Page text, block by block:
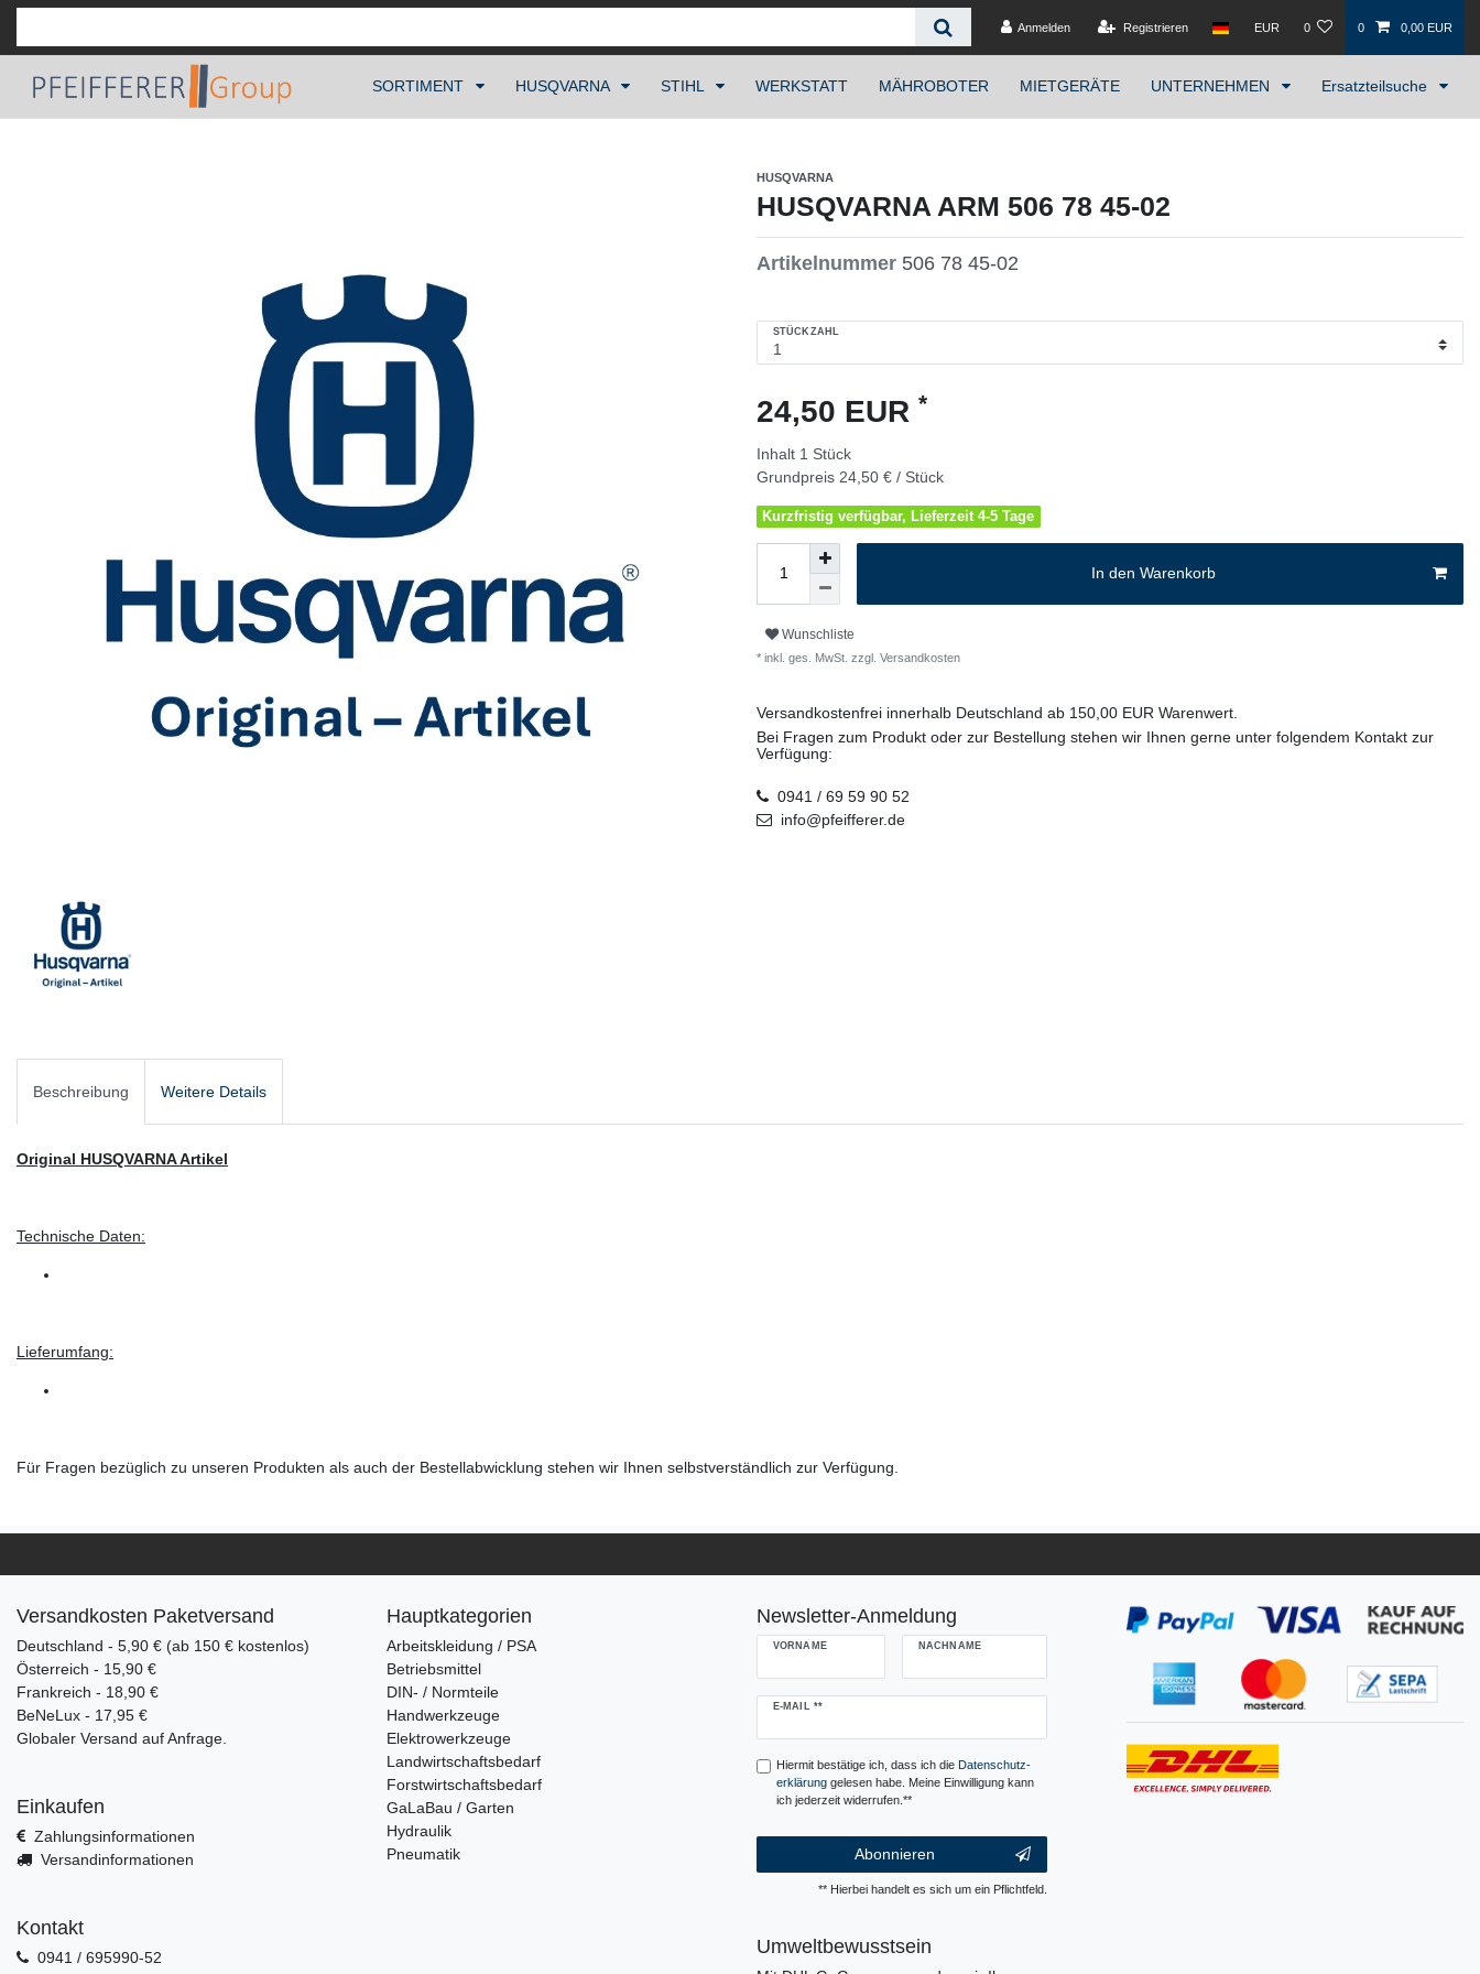
Anmelden Registrieren EUR 0 0 0,00 EUR
SORTIMENT HUSQVARNA STIHL WERKSTATT MÄHROBOTER MIETGERÄTE UNTERNEHMEN Ersatzteilsuche
HUSQVARNA
HUSQVARNA ARM 506 78 45-02
Artikelnummer 506 78 45-02
STÜCKZAHL
24,50 EUR *
Inhalt 1 Stück
Grundpreis 24,50 € / Stück
Kurzfristig verfügbar, Lieferzeit 4-5 Tage
In den Warenkorb
Wunschliste
* inkl. ges. MwSt. zzgl. Versandkosten
Versandkostenfrei innerhalb Deutschland ab 150,00 EUR Warenwert.
Bei Fragen zum Produkt oder zur Bestellung stehen wir Ihnen gerne unter folgendem Kontakt zur
Verfügung:
0941 / 69 59 90 52
info@pfeifferer.de
Beschreibung Weitere Details
Original HUSQVARNA Artikel
Technische Daten:
Lieferumfang:
Für Fragen bezüglich zu unseren Produkten als auch der Bestellabwicklung stehen wir Ihnen selbstverständlich zur Verfügung.
Versandkosten Paketversand
Deutschland - 5,90 € (ab 150 € kostenlos)
Österreich - 15,90 €
Frankreich - 18,90 €
BeNeLux - 17,95 €
Globaler Versand auf Anfrage.
Einkaufen
Zahlungsinformationen
Versandinformationen
Kontakt
0941 / 695990-52
Hauptkategorien
Arbeitskleidung / PSA
Betriebsmittel
DIN- / Normteile
Handwerkzeuge
Elektrowerkzeuge
Landwirtschaftsbedarf
Forstwirtschaftsbedarf
GaLaBau / Garten
Hydraulik
Pneumatik
Newsletter-Anmeldung
VORNAME NACHNAME
E-MAIL **
Newsletter
Hiermit bestätige ich, dass ich die Daten­schutz­
erklärunggelesen habe. Meine Einwilligung kann
ich jederzeit widerrufen.**
Abonnieren
** Hierbei handelt es sich um ein Pflichtfeld.
Umweltbewusstsein